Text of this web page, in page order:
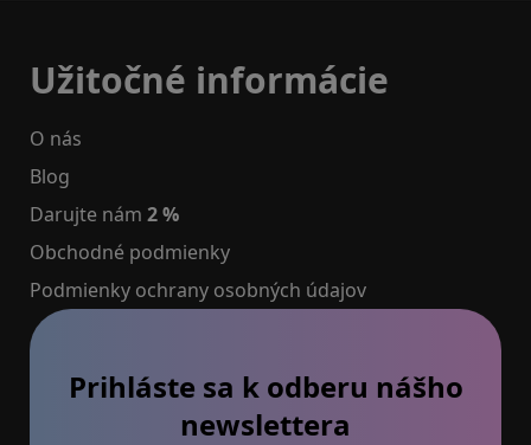
Užitočné informácie
O nás
Blog
Darujte nám 2 %
Obchodné podmienky
Podmienky ochrany osobných údajov
Prihláste sa k odberu nášho
newslettera